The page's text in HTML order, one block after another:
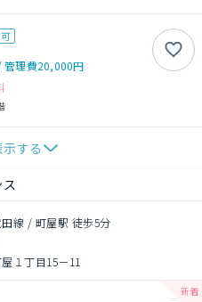
管理費20,000円
する
線 / 町屋駅 徒歩5分
１丁目15－11